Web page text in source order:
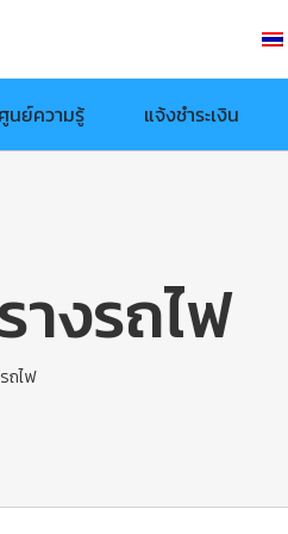
ศูนย์ความรู้ แจ้งชำระเงิน
งรถไฟ
ถไฟ